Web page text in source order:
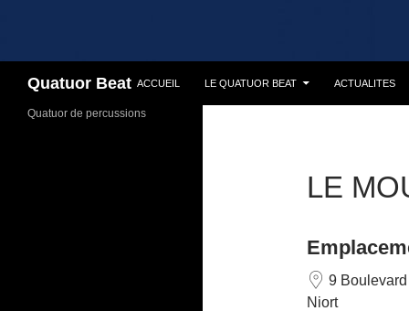
Quatuor Beat ACCUEIL LE QUATUOR BEAT ACTUALITES
LE
9
Niort
Quatuor de percussions